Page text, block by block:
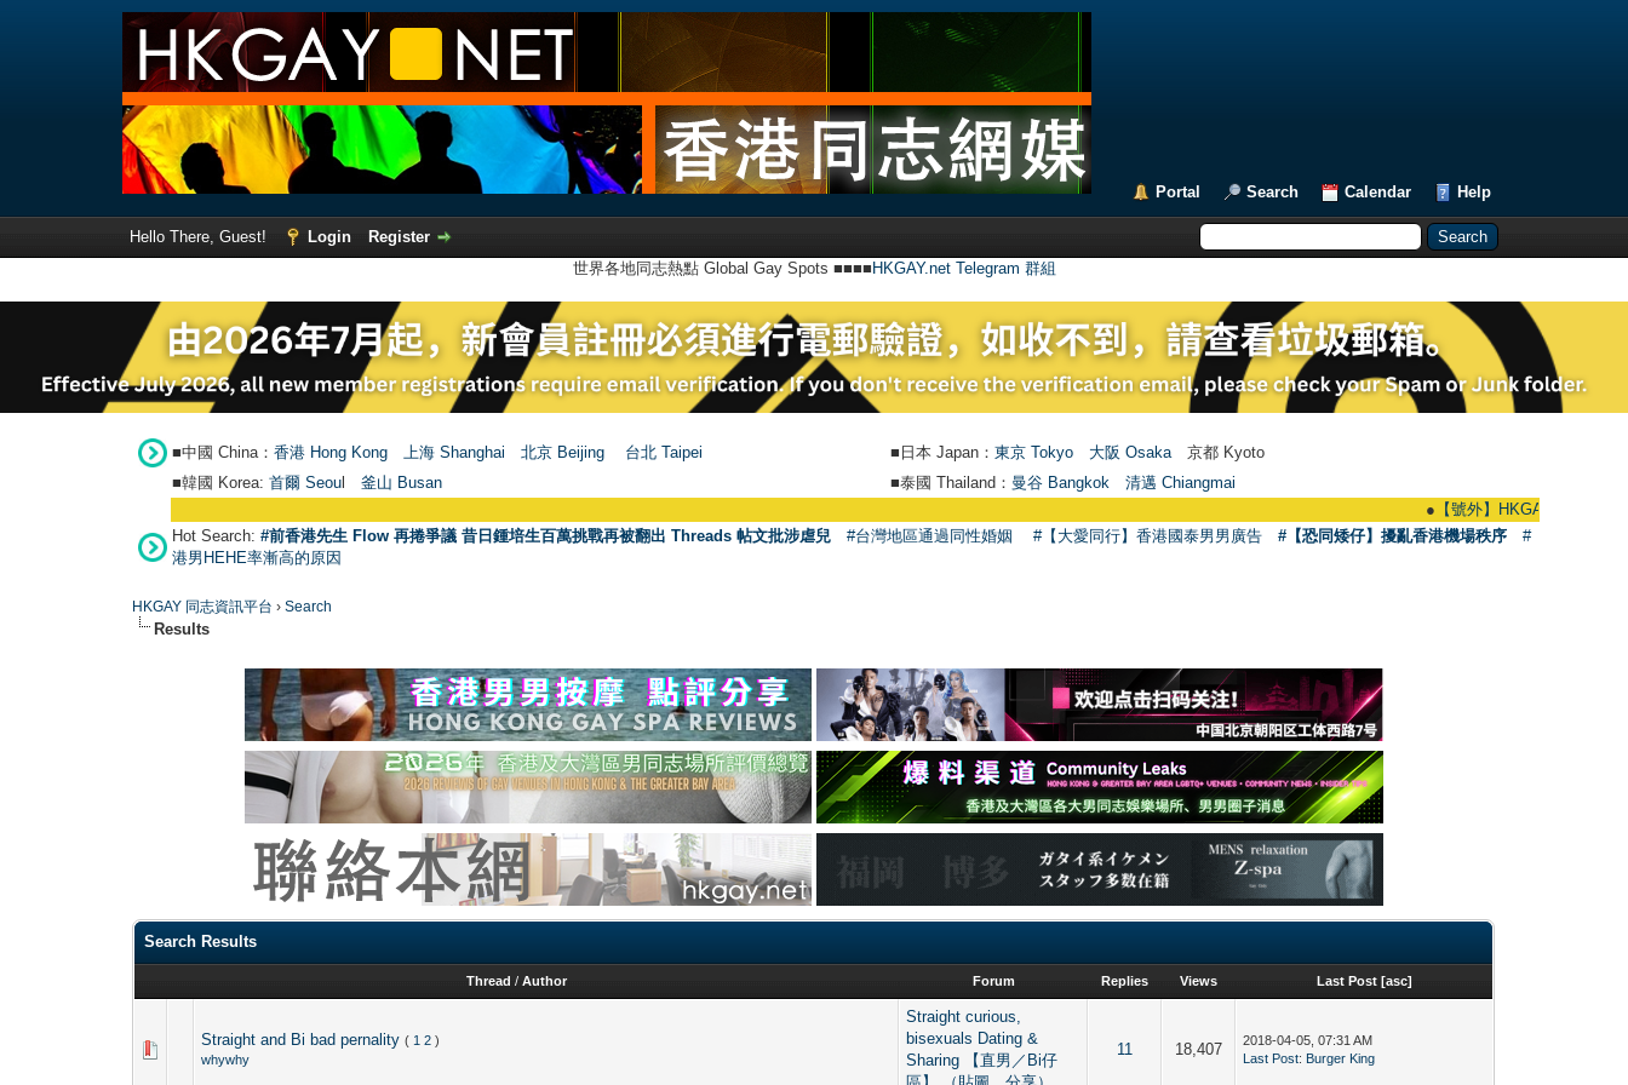
Portal Search Calendar Help
Hello There, Guest! Login
Register
世界各地同志熱點 Global Gay Spots ■■■■ HKGAY.net Telegram 群組
■中國 China： 香港 Hong Kong 上海 Shanghai 北京 Beijing 台北 Taipei ■日本 Japan： 東京 Tokyo 大阪 Osaka 京都 Kyoto
■韓國 Korea: 首爾 Seou 釜山 Busan ■泰國 Thailand： 曼谷 Bangkok
清邁 Chiangmai
【號外】HKGAY.net已啟動
Hot Search: #前香港先生 Flow 再捲爭議 昔日鍾培生百萬挑戰再被翻出 Threads 帖文批涉虐兒 #台灣地區通過同性婚姻 #【大愛同行】香港國泰男男廣告 #【恐同矮仔】擾亂香港機場秩序
#
港男HEHE率漸高的原因
HKGAY 同志資訊平台 ›Search
Results
Search Results
Thread /Author Forum Replies Views Last Post [asc]
Straight and Bi bad pernality ( 1 2 )
whywhy
Straight curious,
bisexuals Dating &
Sharing 【直男／Bi仔
11 18,407
2018-04-05, 07:31 AM
Last Post: Burger King